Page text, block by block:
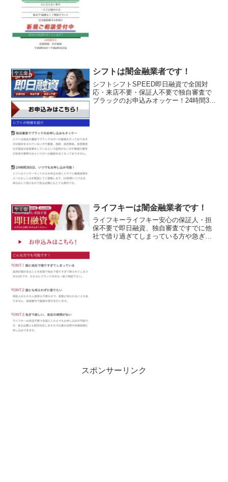
ヤミ金 シフトは闇金融業者です！
シフトシフトSPEED即日融資で全国対
応・来店不要・保証人不要で独自審査で
ブラックのお申込みオッケー！24時間365
ヤミ金 ライフキーは闇金融業者です！
ライフキーライフキー安心の保証人・担
保不要で即日融資、独自審査ですでに他
社で借り過ぎてしまっている方や急ぎで
スポンサーリンク